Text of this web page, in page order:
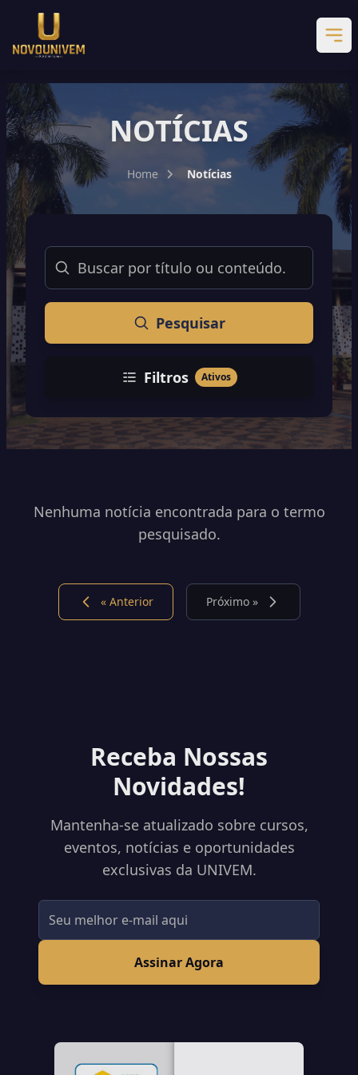
NOTÍCIAS
Home Notícias
Buscar
Pesquisar
Filtros Ativos
Nenhuma notícia encontrada para o termo
pesquisado.
« Anterior Próximo »
Receba Nossas
Novidades!
Mantenha-se atualizado sobre cursos,
eventos, notícias e oportunidades
exclusivas da UNIVEM.
Assinar Agora